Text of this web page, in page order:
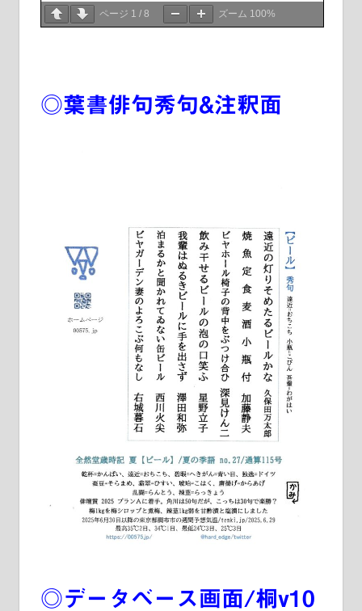
ページ 1 / 8 ズーム 100%
◎葉書俳句秀句&注釈面
◎データベース画面/桐v10